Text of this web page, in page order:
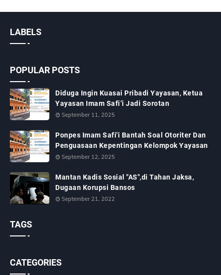
LABELS
POPULAR POSTS
Diduga Ingin Kuasai Pribadi Yayasan, Ketua
Yayasan Imam Safi’i Jadi Sorotan
September 11, 2025
Ponpes Imam Safi'i Bantah Soal Otoriter Dan
Penguasaan Kepentingan Kelompok Yayasan
September 12, 2025
Mantan Kadis Sosial "AS",di Tahan Jaksa,
Dugaan Korupsi Bansos
September 21, 2022
TAGS
CATEGORIES